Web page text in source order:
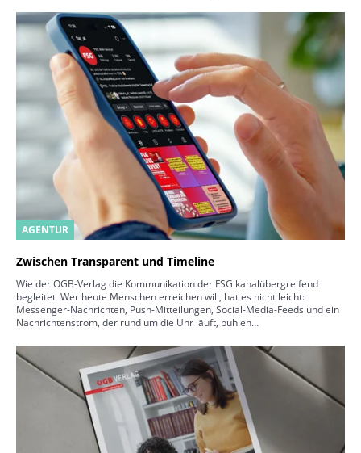
AGENTUR
Zwischen Transparent und Timeline
Wie der ÖGB-Verlag die Kommunikation der FSG kanalübergreifend
begleitet Wer heute Menschen erreichen will, hat es nicht leicht:
Messenger-Nachrichten, Push-Mitteilungen, Social-Media-Feeds und ein
Nachrichtenstrom, der rund um die Uhr läuft, buhlen…